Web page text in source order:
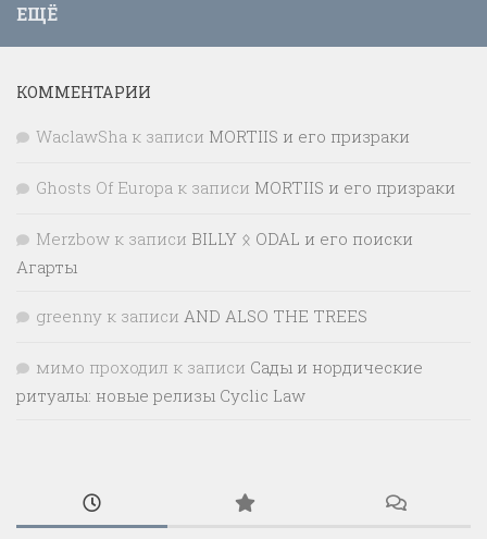
ЕЩЁ
КОММЕНТАРИИ
WaclawSha к записи MORTIIS и его призраки
Ghosts Of Europa к записи MORTIIS и его призраки
Merzbow к записи BILLY ᛟ ODAL и его поиски
Агарты
greenny к записи AND ALSO THE TREES
мимо проходил к записи Сады и нордические
ритуалы: новые релизы Cyclic Law